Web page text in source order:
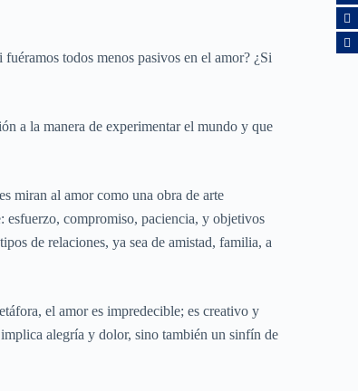
todos menos pasivos en el amor? ¿Si
a la manera de experimentar el mundo y que
miran al amor como una obra de arte
esfuerzo, compromiso, paciencia, y objetivos
de relaciones, ya sea de amistad, familia, a
el amor es impredecible; es creativo y
alegría y dolor, sino también un sinfín de